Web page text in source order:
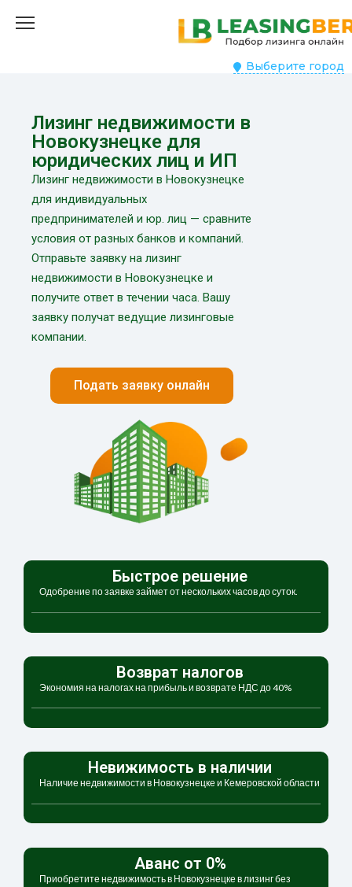
Выберите город
Лизинг недвижимости в
Новокузнецке для
юридических лиц и ИП
Лизинг недвижимости в Новокузнецке
для индивидуальных
предпринимателей и юр. лиц — сравните
условия от разных банков и компаний.
Отправьте заявку на лизинг
недвижимости в Новокузнецке и
получите ответ в течении часа. Вашу
заявку получат ведущие лизинговые
компании.
Подать заявку онлайн
Быстрое решение
Одобрение по заявке займет от нескольких часов до суток.
Возврат налогов
Экономия на налогах на прибыль и возврате НДС до 40%
Невижимость в наличии
Наличие недвижимости в Новокузнецке и Кемеровской области
Аванс от 0%
Приобретите недвижимость в Новокузнецке в лизинг без